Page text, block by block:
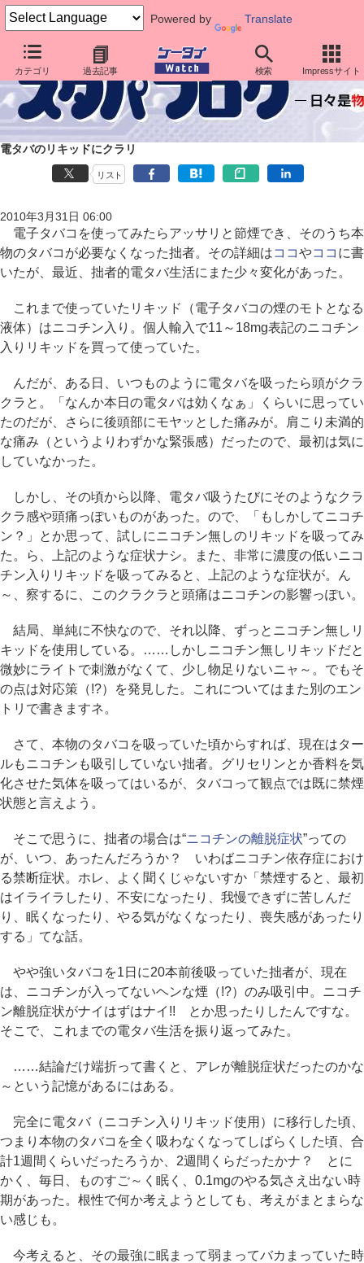
Powered by Translate
カテゴリ 過去記事 検索 Impressサイト
電タバのリキッドにクラリ
リスト
2010年3月31日 06:00
電子タバコを使ってみたらアッサリと節煙でき、そのうち本
物のタバコが必要なくなった拙者。その詳細はココやココ に書
いたが、最近、拙者的電タバ生活にまた少々変化があった。
これまで使っていたリキッド（電子タバコの煙のモトとなる
液体）はニコチン入り。個人輸入で11～18mg表記のニコチン
入りリキッドを買って使っていた。
んだが、ある日、いつものように電タバを吸ったら頭がクラ
クラと。「なんか本日の電タバは効くなぁ」くらいに思ってい
たのだが、さらに後頭部にモヤッとした痛みが。肩こり未満的
な痛み（というよりわずかな緊張感）だったので、最初は気に
していなかった。
しかし、その頃から以降、電タバ吸うたびにそのようなクラ
クラ感や頭痛っぽいものがあった。ので、「もしかしてニコチ
ン？」とか思って、試しにニコチン無しのリキッドを吸ってみ
た。ら、上記のような症状ナシ。また、非常に濃度の低いニコ
チン入りリキッドを吸ってみると、上記のような症状が。ん
～、察するに、このクラクラと頭痛はニコチンの影響っぽい。
結局、単純に不快なので、それ以降、ずっとニコチン無しリ
キッドを使用している。……しかしニコチン無しリキッドだと
微妙にライトで刺激がなくて、少し物足りないニャ～。でもそ
の点は対応策（!?）を発見した。これについてはまた別のエン
トリで書きますネ。
さて、本物のタバコを吸っていた頃からすれば、現在はター
ルもニコチンも吸引していない拙者。グリセリンとか香料を気
化させた気体を吸ってはいるが、タバコって観点では既に禁煙
状態と言えよう。
そこで思うに、拙者の場合は“ニコチンの離脱症状”っての
が、いつ、あったんだろうか？ いわばニコチン依存症におけ
る禁断症状。ホレ、よく聞くじゃないすか「禁煙すると、最初
はイライラしたり、不安になったり、我慢できずに苦しんだ
り、眠くなったり、やる気がなくなったり、喪失感があったり
する」てな話。
やや強いタバコを1日に20本前後吸っていた拙者が、現在
は、ニコチンが入ってないヘンな煙（!?）のみ吸引中。ニコチ
ン離脱症状がナイはずはナイ!! とか思ったりしたんですな。
そこで、これまでの電タバ生活を振り返ってみた。
……結論だけ端折って書くと、アレが離脱症状だったのかな
～という記憶があるにはある。
完全に電タバ（ニコチン入りリキッド使用）に移行した頃、
つまり本物のタバコを全く吸わなくなってしばらくした頃、合
計1週間くらいだったろうか、2週間くらだったかナ？ とに
かく、毎日、ものすご～く眠く、0.1mgのやる気さえ出ない時
期があった。根性で何か考えようとしても、考えがまとまらな
い感じも。
今考えると、その最強に眠まって弱まってバカまっていた時